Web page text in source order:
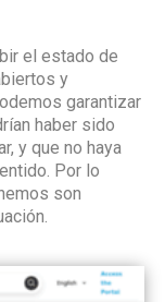
el estado de
y
garantizar
haber sido
y que no haya
Por lo
son